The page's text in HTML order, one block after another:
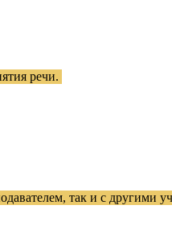
речи.
так и с другими